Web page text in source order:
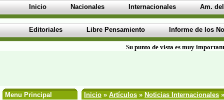
Inicio Nacionales Internacionales Am.
Editoriales Libre Pensamiento Informe de los
Su punto de vista es muy
Menu Principal
Inicio » Artículos » Noticias Internacionales